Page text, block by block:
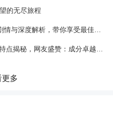
，可以了解故事背景和角
于提升角色实力。
下载
的无尽旅程
更多